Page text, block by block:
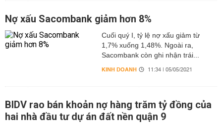
Nợ xấu Sacombank giảm hơn 8%
Cuối quý I, tỷ lệ nợ xấu giảm từ
1,7% xuống 1,48%. Ngoài ra,
Sacombank còn ghi nhận trái...
KINH DOANH 11:34 | 05/05/2021
BIDV rao bán khoản nợ hàng trăm tỷ đồng của
hai nhà đầu tư dự án đất nền quận 9